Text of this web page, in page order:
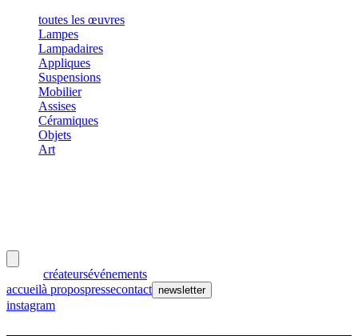
toutes les œuvres
Lampes
Lampadaires
Appliques
Suspensions
Mobilier
Assises
Céramiques
Objets
Art
créateursévénements
accueilà propospressecontact newsletter
instagram